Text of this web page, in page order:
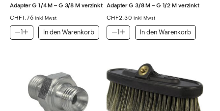
Adapter G 1/4 M – G 3/8 M verzinkt
CHF1.76 inkl Mwst
In den Warenkorb
Adapter G 3/8 M – G 1/2 M verzinkt
CHF2.30 inkl Mwst
In den Warenkorb